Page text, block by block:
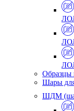
Образцы
Шары
ШДМ